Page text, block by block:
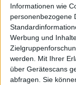
Informationen wie
personenbezogene
Werbung und
werden.
Mit Ihrer
über Gerätescans
abfragen. Sie